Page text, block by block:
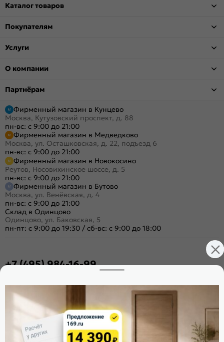
Каталог товаров
Покупателям
Услуги
О компании
Партнёрам
Фирменный магазин в Кунцево
Москва, Кутузовский проспект, д. 88
пн-вс: с 9:00 до 21:00
Фирменный магазин в Медведково
Москва, ул. Осташковская, д. 22, подъезд 6
пн-вс: с 9:00 до 21:00
Фирменный магазин в Новокосино
Реутов, Носовихинское шоссе, д. 5
пн-вс: с 9:00 до 21:00
Фирменный магазин в Бутово
Москва, ул. Венёвская, д. 4
пн-вс: с 9:00 до 21:00
Склад в Одинцово
Одинцово, ул. Баковская, 5
пн-пт: с 9:00 до 19:30 / сб-вс: с 9:00 до 18:00
+7 (495) 984-16-99
Расскажите о нас
Поделиться
Оцените магазин